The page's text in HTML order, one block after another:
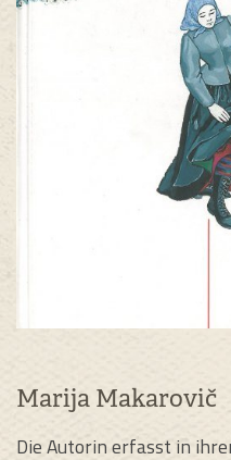
Marija Makarovič
Die Autorin erfasst in